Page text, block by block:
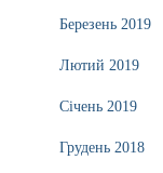
Березень 2019
Лютий 2019
Січень 2019
Грудень 2018